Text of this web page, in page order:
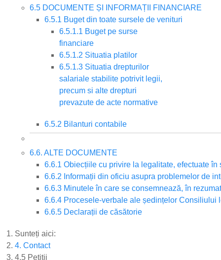
6.5 DOCUMENTE ȘI INFORMAȚII FINANCIARE
6.5.1 Buget din toate sursele de venituri
6.5.1.1 Buget pe surse
financiare
6.5.1.2 Situatia platilor
6.5.1.3 Situatia drepturilor
salariale stabilite potrivit legii,
precum si alte drepturi
prevazute de acte normative
6.5.2 Bilanturi contabile
6.6. ALTE DOCUMENTE
6.6.1 Obiecțiile cu privire la legalitate, efectuate
6.6.2 Informații din oficiu asupra problemelor de
6.6.3 Minutele în care se consemnează, în
6.6.4 Procesele-verbale ale ședințelor Consiliului
6.6.5 Declarații de căsătorie
Sunteți aici:
4. Contact
4.5 Petiții